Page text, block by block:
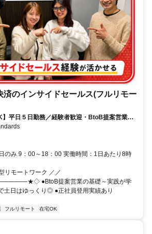
済のインサイドセールス(フルリモー
】平日５日勤務／経験者歓迎・BtoB提案営業で
のみ 9：00～18：00 実働時間：1日あたり8時
リモートワーク ／／
●BtoB提案営業の基礎～実践が学
土日はゆっくり◎ ●正社員登用実績あり
フルリモート 在宅OK